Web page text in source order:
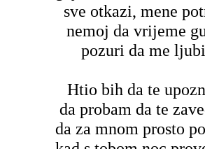
sve otkazi, mene
nemoj da vrijeme
pozuri da me
Htio bih da te
da probam da te
da za mnom prosto